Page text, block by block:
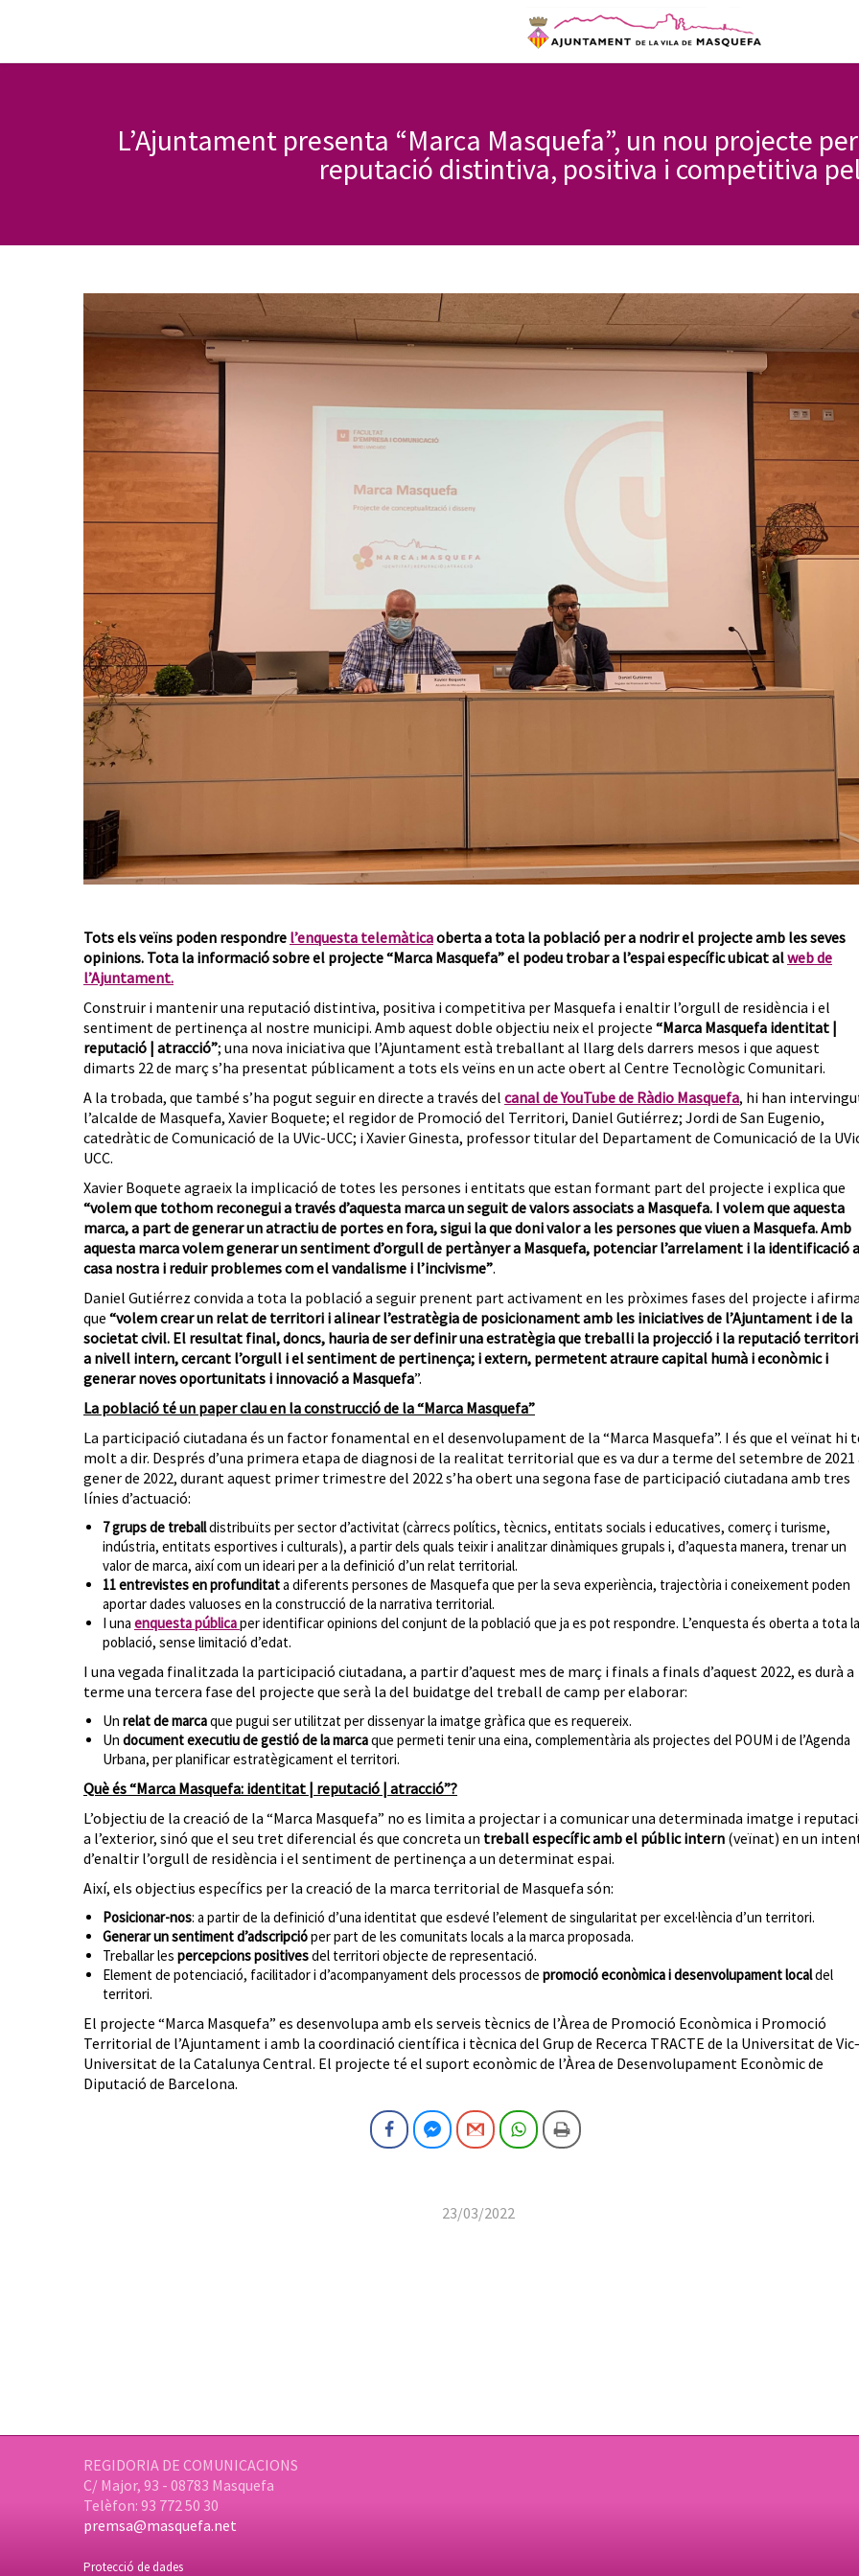
L’Ajuntament presenta “Marca Masquefa”, un nou projecte
reputació distintiva, positiva i competitiva
Tots els veïns poden respondre l’enquesta telemàticaoberta a tota la població per a nodrir el projecte amb les seves
opinions. Tota la informació sobre el projecte “Marca Masquefa” el podeu trobar a l’espai específic ubicat alweb de
l’Ajuntament.
Construir i mantenir una reputació distintiva, positiva i competitiva per Masquefa i enaltir l’orgull de residència i el
sentiment de pertinença al nostre municipi. Amb aquest doble objectiu neix el projecte “Marca Masquefa identitat |
reputació | atracció”; una nova iniciativa que l’Ajuntament està treballant al llarg dels darrers mesos i que aquest
dimarts 22 de març s’ha presentat públicament a tots els veïns en un acte obert al Centre Tecnològic Comunitari.
A la trobada, que també s’ha pogut seguir en directe a través del canal de YouTube de Ràdio Masquefa, hi han
l’alcalde de Masquefa, Xavier Boquete; el regidor de Promoció del Territori, Daniel Gutiérrez; Jordi de San Eugenio,
catedràtic de Comunicació de la UVic-UCC; i Xavier Ginesta, professor titular del Departament de Comunicació de la
UCC.
Xavier Boquete agraeix la implicació de totes les persones i entitats que estan formant part del projecte i explica que
“volem que tothom reconegui a través d’aquesta marca un seguit de valors associats a Masquefa. I volem que aquesta
marca, a part de generar un atractiu de portes en fora, sigui la que doni valor a les persones que viuen a Masquefa. Amb
aquesta marca volem generar un sentiment d’orgull de pertànyer a Masquefa, potenciar l’arrelament i la identificació a
casa nostra i reduir problemes com el vandalisme i l’incivisme”.
Daniel Gutiérrez convida a tota la població a seguir prenent part activament en les pròximes fases del projecte i afirma
que “volem crear un relat de territori i alinear l’estratègia de posicionament amb les iniciatives de l’Ajuntament i de la
societat civil. El resultat final, doncs, hauria de ser definir una estratègia que treballi la projecció i la reputació
a nivell intern, cercant l’orgull i el sentiment de pertinença; i extern, permetent atraure capital humà i econòmic i
generar noves oportunitats i innovació a Masquefa”.
La població té un paper clau en la construcció de la “Marca Masquefa”
La participació ciutadana és un factor fonamental en el desenvolupament de la “Marca Masquefa”. I és que el veïnat hi
molt a dir. Després d’una primera etapa de diagnosi de la realitat territorial que es va dur a terme del setembre de 2021
gener de 2022, durant aquest primer trimestre del 2022 s’ha obert una segona fase de participació ciutadana amb tres
línies d’actuació:
7 grups de treballdistribuïts per sector d’activitat (càrrecs polítics, tècnics, entitats socials i educatives, comerç i turisme,
indústria, entitats esportives i culturals), a partir dels quals teixir i analitzar dinàmiques grupals i, d’aquesta manera, trenar un
valor de marca, així com un ideari per a la definició d’un relat territorial.
11 entrevistes en profunditata diferents persones de Masquefa que per la seva experiència, trajectòria i coneixement poden
aportar dades valuoses en la construcció de la narrativa territorial.
I una enquesta públicaper identificar opinions del conjunt de la població que ja es pot respondre. L’enquesta és oberta a tota la
població, sense limitació d’edat.
I una vegada finalitzada la participació ciutadana, a partir d’aquest mes de març i finals a finals d’aquest 2022, es durà a
terme una tercera fase del projecte que serà la del buidatge del treball de camp per elaborar:
Un relat de marcaque pugui ser utilitzat per dissenyar la imatge gràfica que es requereix.
Un document executiu de gestió de la marcaque permeti tenir una eina, complementària als projectes del POUM i de l’Agenda
Urbana, per planificar estratègicament el territori.
Què és “Marca Masquefa: identitat | reputació | atracció”?
L’objectiu de la creació de la “Marca Masquefa” no es limita a projectar i a comunicar una determinada imatge i
a l’exterior, sinó que el seu tret diferencial és que concreta un treball específic amb el públic intern (veïnat) en un
d’enaltir l’orgull de residència i el sentiment de pertinença a un determinat espai.
Així, els objectius específics per la creació de la marca territorial de Masquefa són:
Posicionar-nos: a partir de la definició d’una identitat que esdevé l’element de singularitat per excel·lència d’un territori.
Generar un sentiment d’adscripcióper part de les comunitats locals a la marca proposada.
Treballar les percepcions positivesdel territori objecte de representació.
Element de potenciació, facilitador i d’acompanyament dels processos de promoció econòmica i desenvolupament localdel
territori.
El projecte “Marca Masquefa” es desenvolupa amb els serveis tècnics de l’Àrea de Promoció Econòmica i Promoció
Territorial de l’Ajuntament i amb la coordinació científica i tècnica del Grup de Recerca TRACTE de la Universitat de
Universitat de la Catalunya Central. El projecte té el suport econòmic de l’Àrea de Desenvolupament Econòmic de
Diputació de Barcelona.
FacebookFacebook Messenger
Gmail WhatsAppImprimeix
23/03/2022
REGIDORIA DE COMUNICACIONS
C/ Major, 93 - 08783 Masquefa
Telèfon: 93 772 50 30
premsa@masquefa.net
Protecció de dades